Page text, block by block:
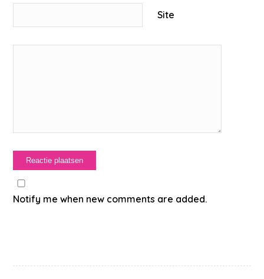
Site
Notify me when new comments are added.